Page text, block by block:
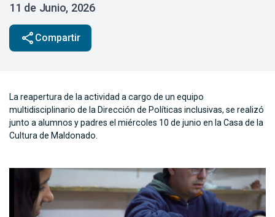
11 de Junio, 2026
share Compartir
La reapertura de la actividad a cargo de un equipo
multidisciplinario de la Dirección de Políticas inclusivas, se realizó
junto a alumnos y padres el miércoles 10 de junio en la Casa de la
Cultura de Maldonado.